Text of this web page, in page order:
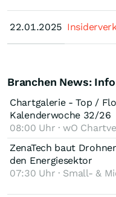
22.01.2025
22.01.2025
Branchen News:
Chartgalerie - Top /
Kalenderwoche 32/26
08:00 Uhr · wO
ZenaTech baut
den Energiesektor
07:30 Uhr · Small- &